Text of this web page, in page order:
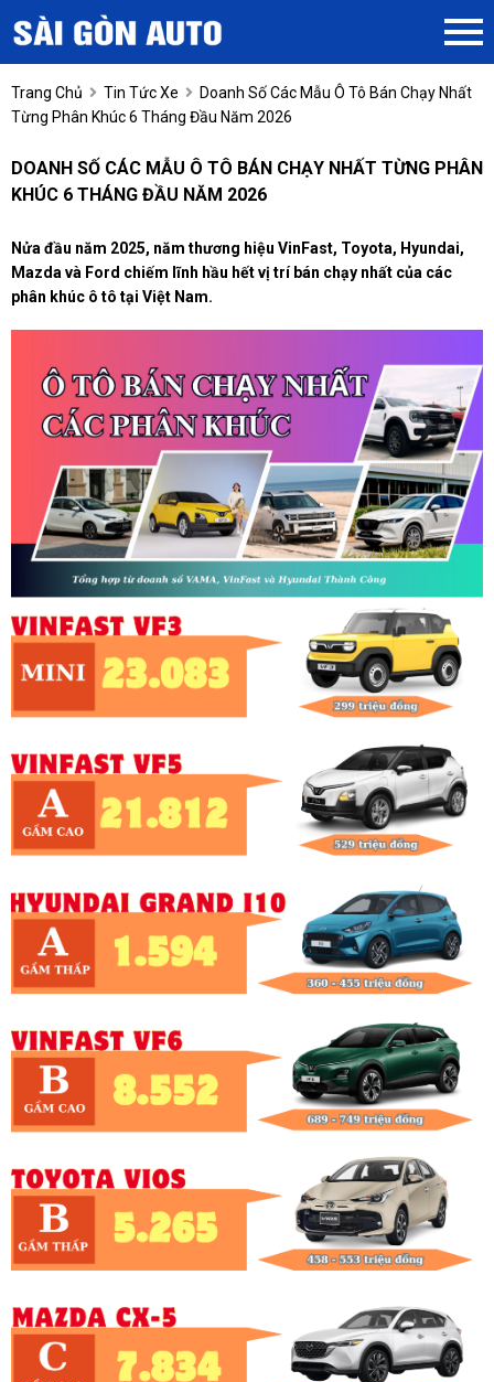
Trang Chủ Tin Tức Xe
Doanh Số Các Mẫu Ô Tô Bán Chạy Nhất
Từng Phân Khúc 6 Tháng Đầu Năm 2026
DOANH SỐ CÁC MẪU Ô TÔ BÁN CHẠY NHẤT TỪNG PHÂN
KHÚC 6 THÁNG ĐẦU NĂM 2026
Nửa đầu năm 2025, năm thương hiệu VinFast, Toyota, Hyundai,
Mazda và Ford chiếm lĩnh hầu hết vị trí bán chạy nhất của các
phân khúc ô tô tại Việt Nam.